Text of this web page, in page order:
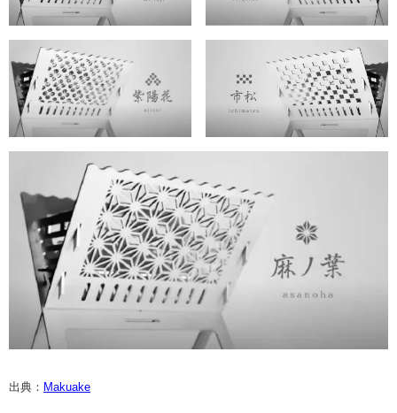
出典： Makuake